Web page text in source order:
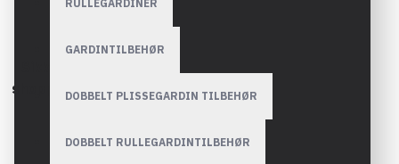
RULLEGARDINER
GARDINTILBEHØR
DOBBELT PLISSEGARDIN TILBEHØR
DOBBELT RULLEGARDINTILBEHØR
shopping